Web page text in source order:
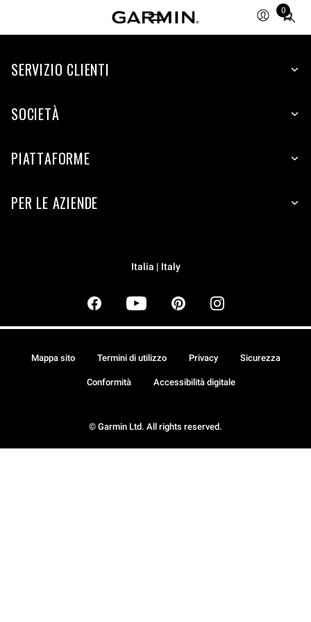
0
Total
items
cart:
SERVIZIO CLIENTI
SOCIETÀ
PIATTAFORME
PER LE AZIENDE
Italia | Italy
© Garmin Ltd. All rights reserved.
Mappa sito Termini di utilizzo Privacy Sicurezza
Conformità Accessibilità digitale